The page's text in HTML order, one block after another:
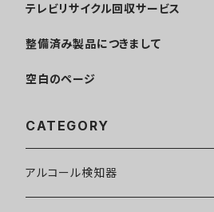
テレビリサイクル回収サービス
整備済み製品につきまして
空白のページ
CATEGORY
アルコール検知器